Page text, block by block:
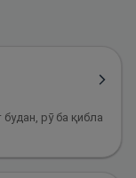
рӯ ба қибла